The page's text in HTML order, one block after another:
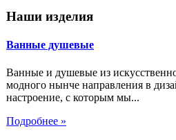
Наши изделия
Ванные душевые
Ванные и душевые из
модного нынче направления в
настроение, с которым мы...
Подробнее »